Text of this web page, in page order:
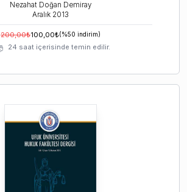
Nezahat Doğan Demiray
Aralık 2013
200,00₺100,00₺(%50 indirim)
24 saat içerisinde temin edilir.